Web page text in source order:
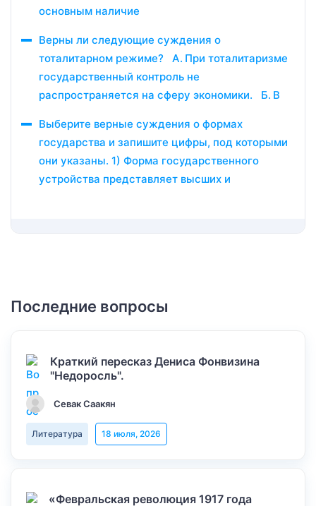
основным наличие
Верны ли следующие суждения о
тоталитарном режиме? А. При тоталитаризме
государственный контроль не
распространяется на сферу экономики. Б. В
Выберите верные суждения о формах
государства и запишите цифры, под которыми
они указаны. 1) Форма государственного
устройства представляет высших и
Последние вопросы
Краткий пересказ Дениса Фонвизина
"Недоросль".
Севак Саакян
Литература 18 июля, 2026
«Февральская революция 1917 года